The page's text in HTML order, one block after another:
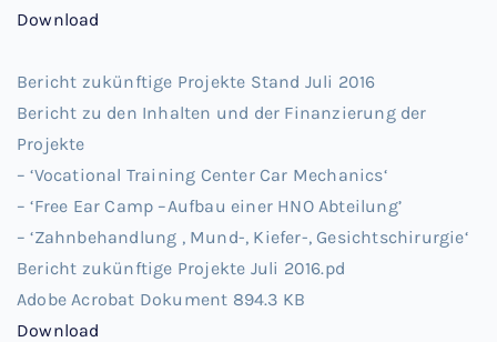
Download
Bericht zukünftige Projekte Stand Juli 2016
Bericht zu den Inhalten und der Finanzierung der
Projekte
– ‘Vocational Training Center Car Mechanics‘
– ‘Free Ear Camp –Aufbau einer HNO Abteilung’
– ‘Zahnbehandlung , Mund-, Kiefer-, Gesichtschirurgie‘
Bericht zukünftige Projekte Juli 2016.pd
Adobe Acrobat Dokument 894.3 KB
Download